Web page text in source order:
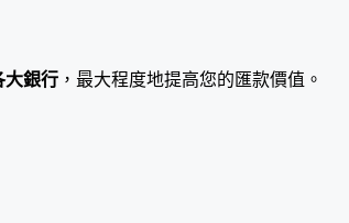
大銀行 ，最大程度地提高您的匯款價值。